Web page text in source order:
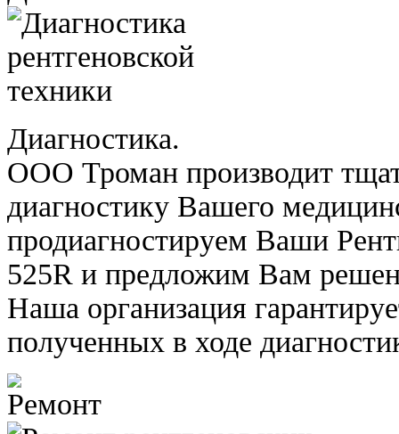
Диагностика.
ООО Троман производит
диагностику Вашего
продиагностируем Ваши
525R и предложим Вам
Наша организация
полученных в ходе